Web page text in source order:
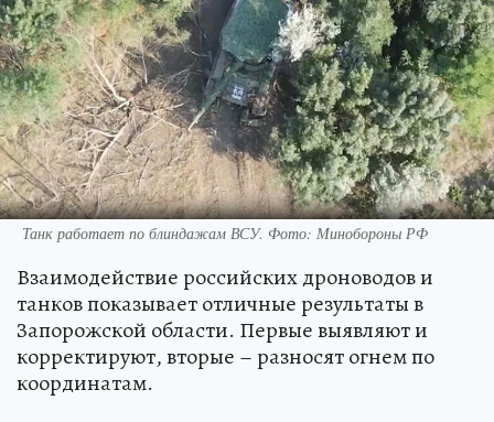
Взаимодействие российских дроноводов и
танков показывает отличные результаты в
Запорожской области. Первые выявляют и
корректируют, вторые – разносят огнем по
координатам.